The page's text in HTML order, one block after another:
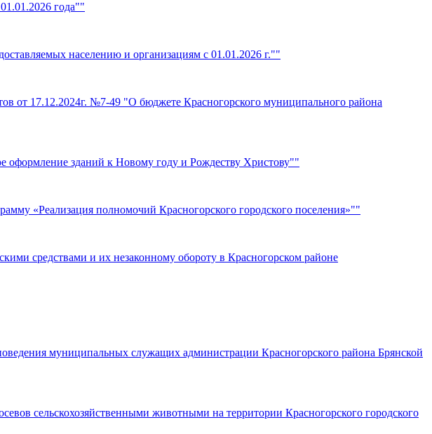
года""
населению и организациям с 01.01.2026 г.""
от 17.12.2024г. №7-49 "О бюджете Красногорского муниципального района
оформление зданий к Новому году и Рождеству Христову""
«Реализация полномочий Красногорского городского поселения»""
средствами и их незаконному обороту в Красногорском районе
муниципальных служащих администрации Красногорского района Брянской
сельскохозяйственными животными на территории Красногорского городского